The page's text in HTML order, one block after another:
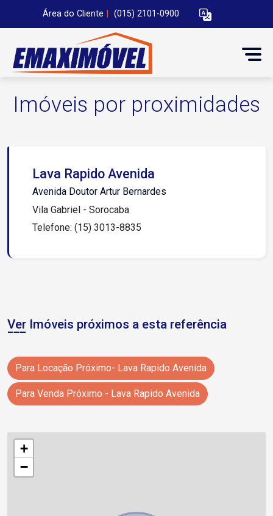
Área do Cliente (015) 2101-0900
Imóveis por proximidades
Lava Rapido Avenida
Avenida Doutor Artur Bernardes
Vila Gabriel - Sorocaba
Telefone: (15) 3013-8835
Ver Imóveis próximos a esta referência
Para Locação Próximo- Lava Rapido Avenida
Para Venda Próximo - Lava Rapido Avenida
+
−